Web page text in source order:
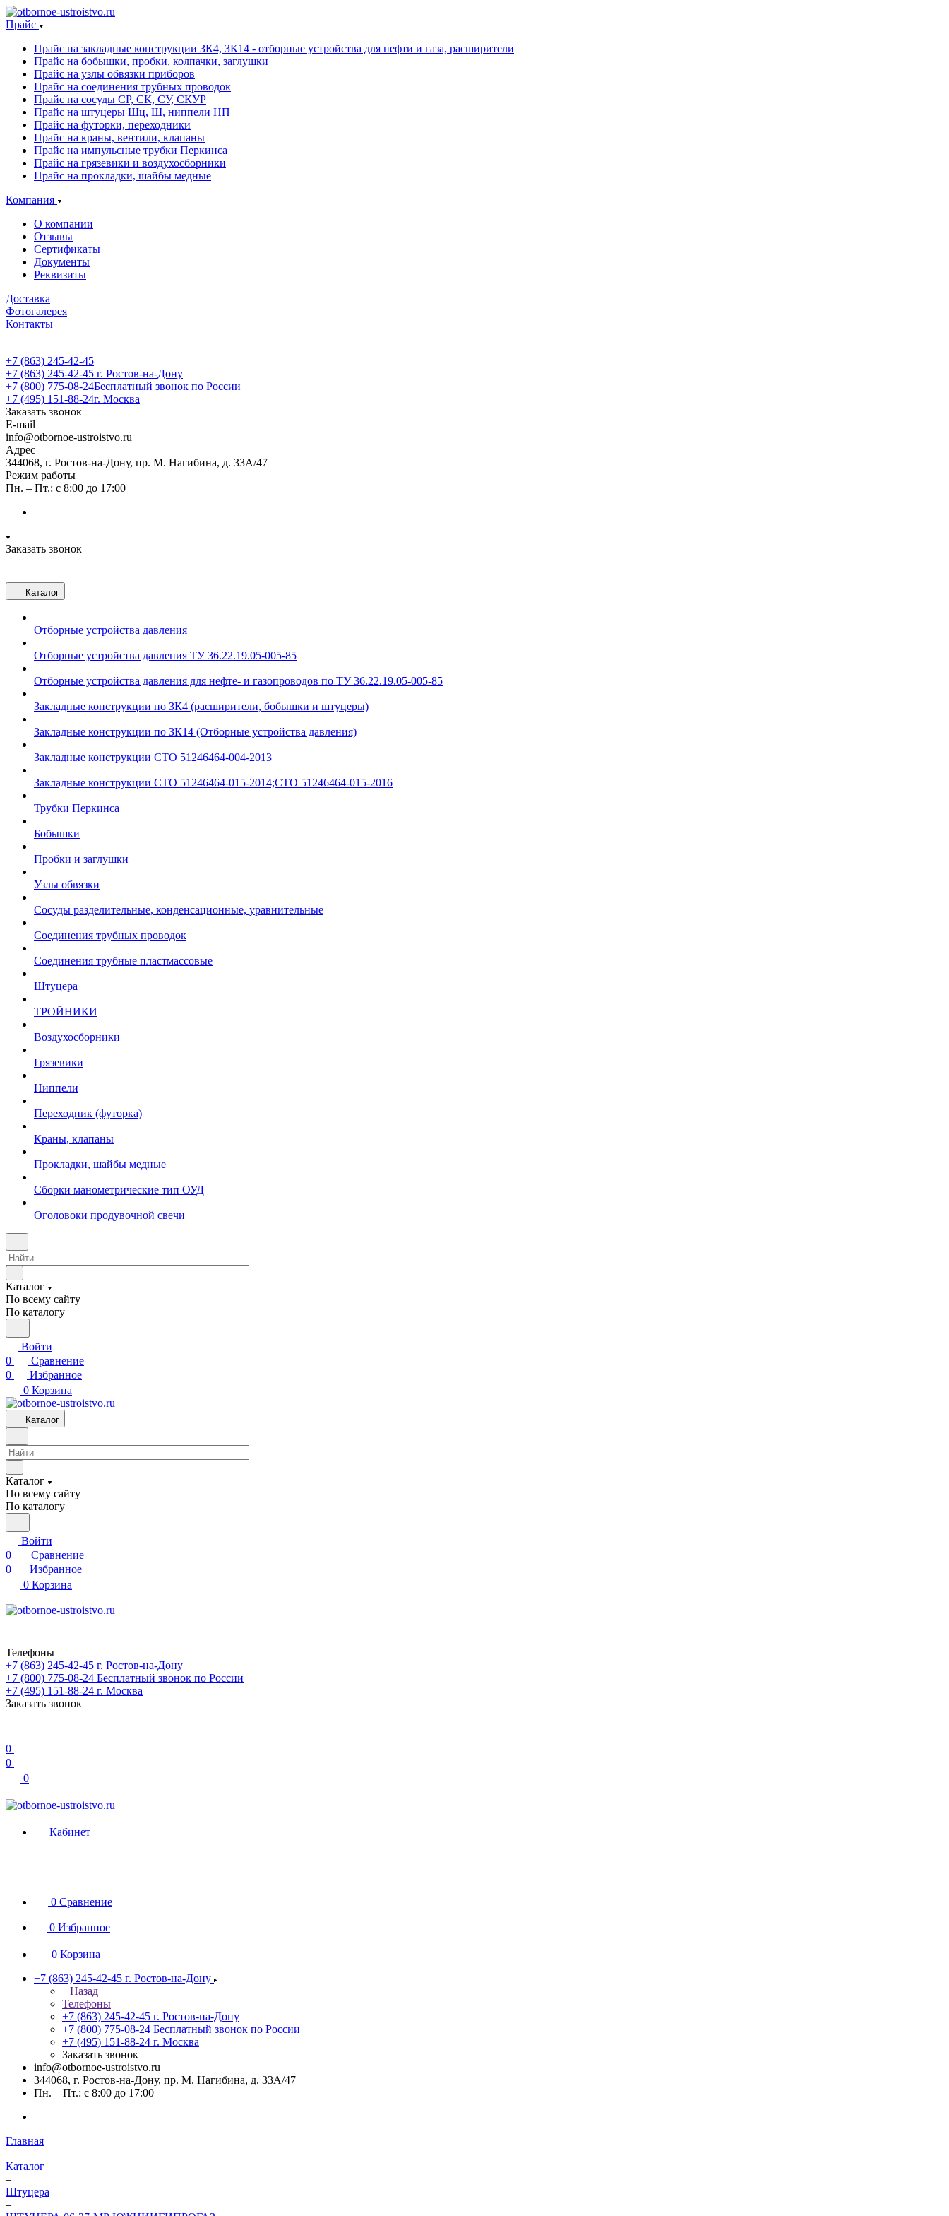
Прайс
Прайс на закладные конструкции ЗК4, ЗК14 - отборные устройства для нефти и газа, расширители
Прайс на бобышки, пробки, колпачки, заглушки
Прайс на узлы обвязки приборов
Прайс на соединения трубных проводок
Прайс на сосуды СР, СК, СУ, СКУР
Прайс на штуцеры Шц, Ш, ниппели НП
Прайс на футорки, переходники
Прайс на краны, вентили, клапаны
Прайс на импульсные трубки Перкинса
Прайс на грязевики и воздухосборники
Прайс на прокладки, шайбы медные
Компания
О компании
Отзывы
Сертификаты
Документы
Реквизиты
Доставка
Фотогалерея
Контакты
+7 (863) 245-42-45
+7 (863) 245-42-45 г. Ростов-на-Дону
+7 (800) 775-08-24Бесплатный звонок по России
+7 (495) 151-88-24г. Москва
Заказать звонок
E-mail
info@otbornoe-ustroistvo.ru
Адрес
344068, г. Ростов-на-Дону, пр. М. Нагибина, д. 33А/47
Режим работы
Пн. – Пт.: с 8:00 до 17:00
Заказать звонок
Каталог
Отборные устройства давления
Отборные устройства давления ТУ 36.22.19.05-005-85
Отборные устройства давления для нефте- и газопроводов по ТУ 36.22.19.05-005-85
Закладные конструкции по ЗК4 (расширители, бобышки и штуцеры)
Закладные конструкции по ЗК14 (Отборные устройства давления)
Закладные конструкции СТО 51246464-004-2013
Закладные конструкции СТО 51246464-015-2014;СТО 51246464-015-2016
Трубки Перкинса
Бобышки
Пробки и заглушки
Узлы обвязки
Сосуды разделительные, конденсационные, уравнительные
Соединения трубных проводок
Соединения трубные пластмассовые
Штуцера
ТРОЙНИКИ
Воздухосборники
Грязевики
Ниппели
Переходник (футорка)
Краны, клапаны
Прокладки, шайбы медные
Сборки манометрические тип ОУД
Оголовоки продувочной свечи
Каталог
По всему сайту
По каталогу
Войти
0
Сравнение
0
Избранное
0 Корзина
Каталог
Каталог
По всему сайту
По каталогу
Войти
0
Сравнение
0
Избранное
0 Корзина
Телефоны
+7 (863) 245-42-45 г. Ростов-на-Дону
+7 (800) 775-08-24 Бесплатный звонок по России
+7 (495) 151-88-24 г. Москва
Заказать звонок
0
0
0
Кабинет
0 Сравнение
0 Избранное
0 Корзина
+7 (863) 245-42-45 г. Ростов-на-Дону
Назад
Телефоны
+7 (863) 245-42-45 г. Ростов-на-Дону
+7 (800) 775-08-24 Бесплатный звонок по России
+7 (495) 151-88-24 г. Москва
Заказать звонок
info@otbornoe-ustroistvo.ru
344068, г. Ростов-на-Дону, пр. М. Нагибина, д. 33А/47
Пн. – Пт.: с 8:00 до 17:00
Главная
–
Каталог
–
Штуцера
–